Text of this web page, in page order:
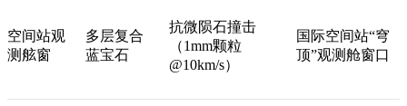
空间站观
测舷窗
多层复合
蓝宝石
抗微陨石撞击
（1mm颗粒
@10km/s）
国际空间站“穹
顶”观测舱窗口